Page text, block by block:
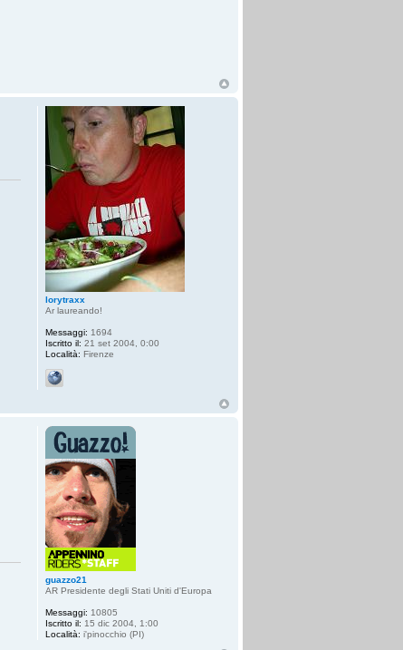
lorytraxx
Ar laureando!
Messaggi: 1694
Iscritto il: 21 set 2004, 0:00
Località: Firenze
guazzo21
AR Presidente degli Stati Uniti d'Europa
Messaggi: 10805
Iscritto il: 15 dic 2004, 1:00
Località: i'pinocchio (PI)